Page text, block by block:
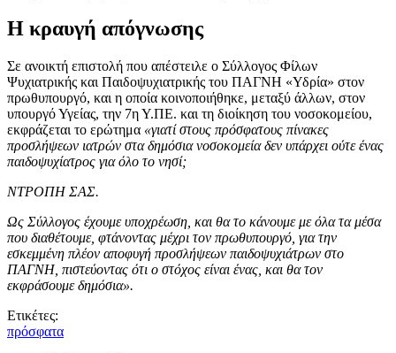
Η κραυγή απόγνωσης
Σε ανοικτή επιστολή που απέστειλε ο Σύλλογος Φίλων
Ψυχιατρικής και Παιδοψυχιατρικής του ΠΑΓΝΗ «Υδρία» στον
πρωθυπουργό, και η οποία κοινοποιήθηκε, μεταξύ άλλων, στον
υπουργό Υγείας, την 7η Υ.ΠΕ. και τη διοίκηση του νοσοκομείου,
εκφράζεται το ερώτημα «γιατί στους πρόσφατους πίνακες
προσλήψεων ιατρών στα δημόσια νοσοκομεία δεν υπάρχει ούτε ένας
παιδοψυχίατρος για όλο το νησί;
ΝΤΡΟΠΗ ΣΑΣ.
Ως Σύλλογος έχουμε υποχρέωση, και θα το κάνουμε με όλα τα μέσα
που διαθέτουμε, φτάνοντας μέχρι τον πρωθυπουργό, για την
εσκεμμένη πλέον αποφυγή προσλήψεων παιδοψυχιάτρων στο
ΠΑΓΝΗ, πιστεύοντας ότι ο στόχος είναι ένας, και θα τον
εκφράσουμε δημόσια».
Ετικέτες:
πρόσφατα